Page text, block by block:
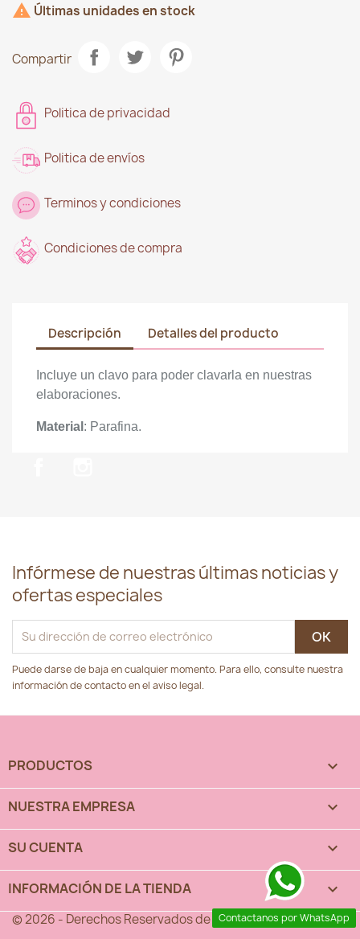
 Últimas unidades en stock
Compartir
Politica de privacidad
Politica de envíos
Terminos y condiciones
Condiciones de compra
Descripción Detalles del producto
Incluye un clavo para poder clavarla en nuestras
elaboraciones.
Material : Parafina.
Infórmese de nuestras últimas noticias y
ofertas especiales
Puede darse de baja en cualquier momento. Para ello, consulte nuestra
información de contacto en el aviso legal.
PRODUCTOS 
NUESTRA EMPRESA 
SU CUENTA 
INFORMACIÓN DE LA TIENDA keyboard_arrow_down
Contactanos por WhatsApp
© 2026 - Derechos Reservados de OrinocoCakes™